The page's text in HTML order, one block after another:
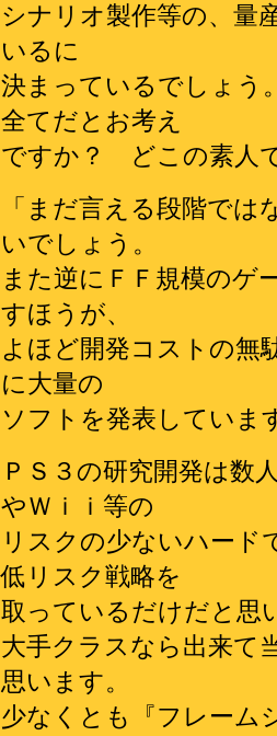
シナリオ製作等の、量
いるに
決まっているでしょう
全てだとお考え
ですか？ どこの素人
「まだ言える段階で
いでしょう。
また逆にＦＦ規模のゲ
すほうが、
よほど開発コストの無
に大量の
ソフトを発表していま
ＰＳ３の研究開発は数
やＷｉｉ等の
リスクの少ないハード
低リスク戦略を
取っているだけだと思
大手クラスなら出来て
思います。
少なくとも『フレーム